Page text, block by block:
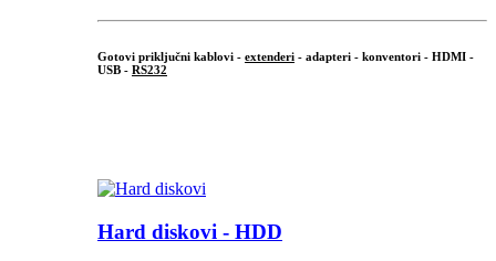
Gotovi priključni kablovi - extenderi - adapteri - konventori - HDMI -
USB - RS232
Hard diskovi - HDD